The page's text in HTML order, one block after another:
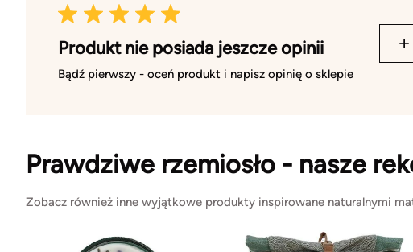
Produkt nie posiada jeszcze opinii
Bądź pierwszy - oceń produkt i napisz opinię o sklepie
Prawdziwe rzemiosło - nasze
Zobacz również inne wyjątkowe produkty inspirowane naturalnymi